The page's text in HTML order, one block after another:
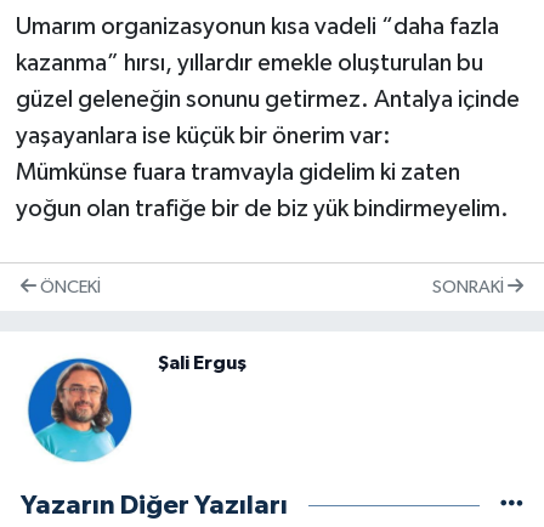
Umarım organizasyonun kısa vadeli “daha fazla
kazanma” hırsı, yıllardır emekle oluşturulan bu
güzel geleneğin sonunu getirmez. Antalya içinde
yaşayanlara ise küçük bir önerim var:
Mümkünse fuara tramvayla gidelim ki zaten
yoğun olan trafiğe bir de biz yük bindirmeyelim.
ÖNCEKI SONRAKI
Şali Erguş
Yazarın Diğer Yazıları